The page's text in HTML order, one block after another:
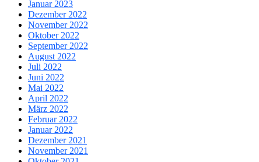
Januar 2023
Dezember 2022
November 2022
Oktober 2022
September 2022
August 2022
Juli 2022
Juni 2022
Mai 2022
April 2022
März 2022
Februar 2022
Januar 2022
Dezember 2021
November 2021